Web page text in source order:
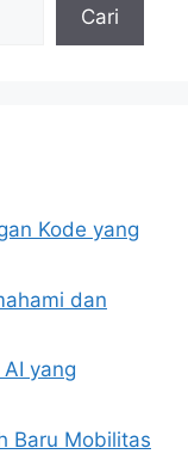
Cari
Kode yang
dan
yang
Baru Mobilitas